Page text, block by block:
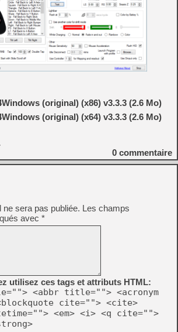
(original) (x86) v3.3.3 (2.6 Mo)
(original) (x64) v3.3.3 (2.6 Mo)
0 commentaire
sera pas publiée. Les champs
avec *
utilisez ces tags et attributs HTML:
<abbr title=""> <acronym
cite=""> <cite>
<em> <i> <q cite="">